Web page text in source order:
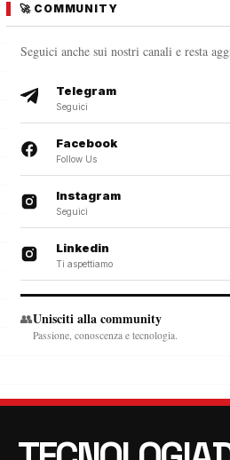
🚀 COMMUNITY
Seguici anche sui nostri canali e resta
Telegram
Seguici
Facebook
Follow Us
Instagram
Seguici
Linkedin
Ti aspettiamo
👥Unisciti alla community
Passione, conoscenza e tecnologia.